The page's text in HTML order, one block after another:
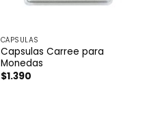
CÁPSULAS
Capsulas Carree para
Monedas
$1.390